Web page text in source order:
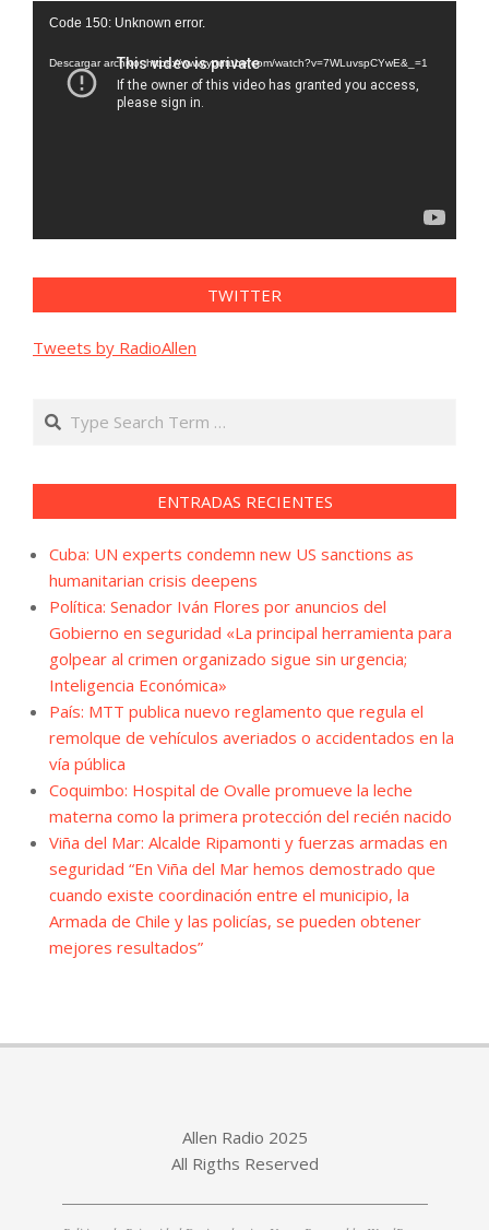
Reproductor
vídeo
Code 150: Unknown error.
Descargar archivo: https://www.youtube.com/watch?v=7WLuvspCYwE&_=1
TWITTER
Tweets by RadioAllen
Search
ENTRADAS RECIENTES
Cuba: UN experts condemn new US sanctions as
humanitarian crisis deepens
Política: Senador Iván Flores por anuncios del
Gobierno en seguridad «La principal herramienta para
golpear al crimen organizado sigue sin urgencia;
Inteligencia Económica»
País: MTT publica nuevo reglamento que regula el
remolque de vehículos averiados o accidentados en la
vía pública
Coquimbo: Hospital de Ovalle promueve la leche
materna como la primera protección del recién nacido
Viña del Mar: Alcalde Ripamonti y fuerzas armadas en
seguridad “En Viña del Mar hemos demostrado que
cuando existe coordinación entre el municipio, la
Armada de Chile y las policías, se pueden obtener
mejores resultados”
Allen Radio 2025
All Rigths Reserved